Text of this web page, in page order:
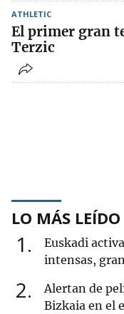
ATHLETIC
El primer gran
Terzic
LO MÁS LEÍDO
1
Euskadi
intensas,
2
Alertan de
Bizkaia en el